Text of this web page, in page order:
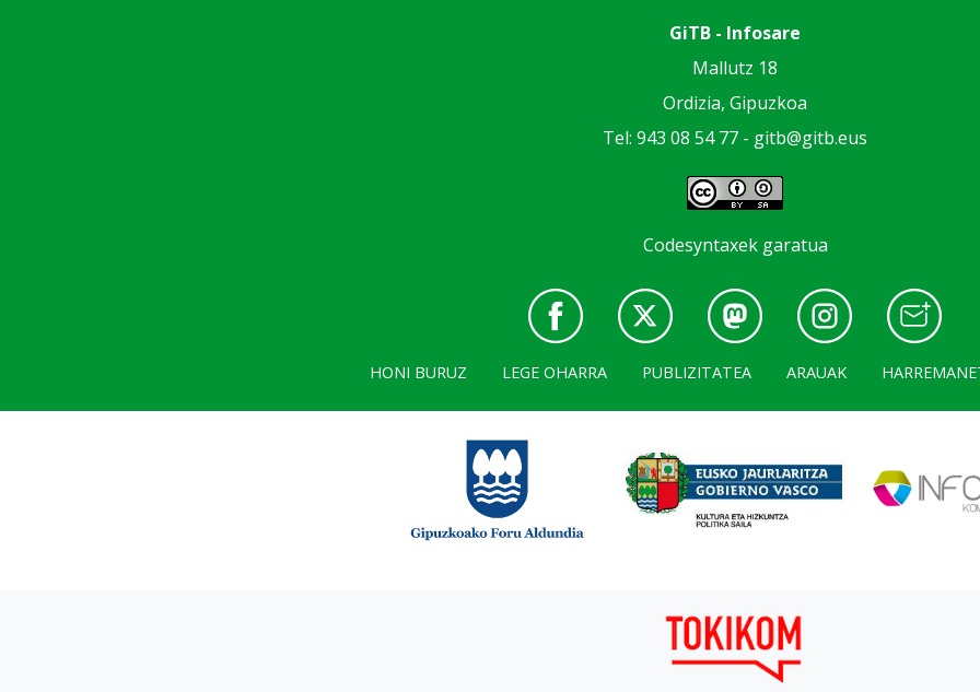
GiTB - Infosare
Mallutz 18
Ordizia, Gipuzkoa
Tel: 943 08 54 77 - gitb@gitb.eus
Codesyntaxek garatua
HONI BURUZ LEGE OHARRA PUBLIZITATEA ARAUAK